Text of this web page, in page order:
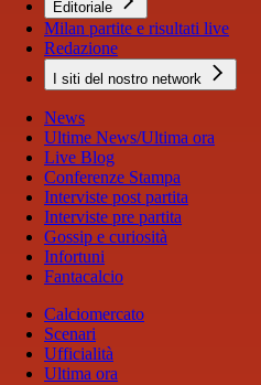
Editoriale
Milan partite e risultati live
Redazione
I siti del nostro network
News
Ultime News/Ultima ora
Live Blog
Conferenze Stampa
Interviste post partita
Interviste pre partita
Gossip e curiosità
Infortuni
Fantacalcio
Calciomercato
Scenari
Ufficialità
Ultima ora